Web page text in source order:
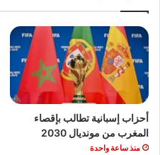
أحزاب إسبانية تطالب بإقصاء
المغرب من مونديال 2030
منذ ساعة واحدة